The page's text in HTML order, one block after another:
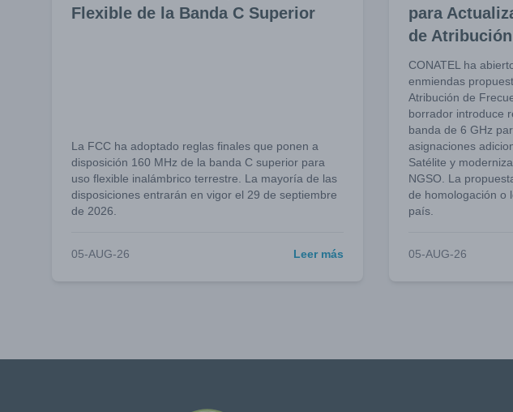
Flexible de la Banda C Superior
La FCC ha adoptado reglas finales que ponen a
disposición 160 MHz de la banda C superior para
uso flexible inalámbrico terrestre. La mayoría de las
disposiciones entrarán en vigor el 29 de septiembre
de 2026.
05-AUG-26 Leer más
para
de
CONATEL ha
enmiendas
Atribución de
borrador introduce
banda de 6 GHz
asignaciones
Satélite y
NGSO. La
de homologación o
país.
05-AUG-26